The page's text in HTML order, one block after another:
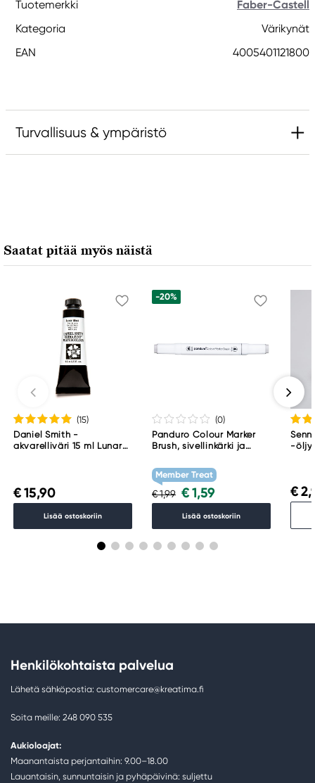
Tuotemerkki
Faber-Castell
Kategoria
Värikynät
EAN
4005401121800
Turvallisuus & ympäristö
90546 Stein, Germany
info@Faber-Castell.de
Saatat pitää myös näistä
(15)
Daniel Smith -
akvarelliväri 15 ml Lunar
€ 15,90
Lisää ostoskoriin
-20%
(0)
Panduro Colour Marker
Brush, sivellinkärki ja
WG1
Member Treat
€ 1,99 € 1,59
Lisää ostoskoriin
-
€
Henkilökohtaista palvelua
Lähetä sähköpostia: customercare@kreatima.fi
Soita meille: 248 090 535
Aukioloajat:
Maanantaista perjantaihin: 9.00–18.00
Lauantaisin, sunnuntaisin ja pyhäpäivinä: suljettu